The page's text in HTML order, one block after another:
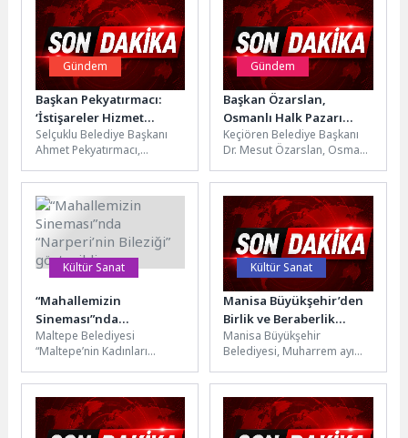
Gündem
Başkan Pekyatırmacı:
‘İstişareler Hizmet
Kalitemizi Artırıyor’
Selçuklu Belediye Başkanı
Ahmet Pekyatırmacı,
etmek için mahalle
sakinleriyle bir araya
geliyor....
Gündem
Başkan Özarslan,
Osmanlı Halk Pazarı
Esnafıyla Buluştu
Keçiören Belediye Başkanı
Dr. Mesut Özarslan, Osmanlı
esnaf ve vatandaşlarla bir...
Kültür Sanat
“Mahallemizin
Sineması”nda
“Narperi’nin Bileziği”
gösterildi
Maltepe Belediyesi
“Maltepe’nin Kadınları
düzenlediği “Mahallemizin
Sinemasında Bu Ay”da,
“Narperi’nin Bileziği”
filminin...
Kültür Sanat
Manisa Büyükşehir’den
Birlik ve Beraberlik
Tenceresi: Aşure
İkramları Soma ve
Akhisar ile Başladı
Manisa Büyükşehir
Belediyesi, Muharrem ayı
getirdiği aşure ikramlarına
başladı. Paylaşma, bereket
ve...